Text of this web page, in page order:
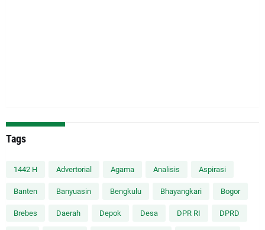
Tags
1442 H Advertorial Agama Analisis Aspirasi
Banten Banyuasin Bengkulu Bhayangkari Bogor
Brebes Daerah Depok Desa DPR RI DPRD